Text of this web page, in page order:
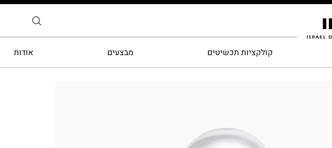
קולקציות תכשיטים מבצעים אודות